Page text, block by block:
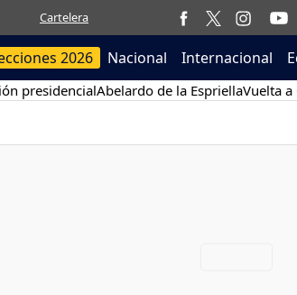
Cartelera
2026 Nacional Internacional
presidencialAbelardo de la EspriellaVuelta